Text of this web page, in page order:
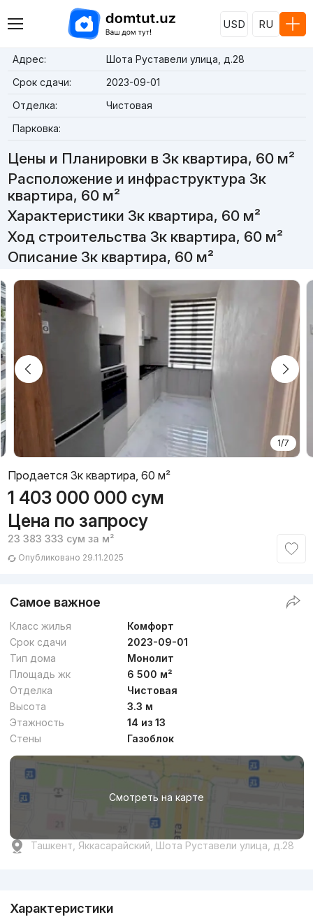
USD RU
Адрес:
Шота Руставели улица, д.28
Срок сдачи:
2023-09-01
Отделка:
Чистовая
Парковка:
Цены и Планировки в 3к квартира, 60 м²
Расположение и инфраструктура 3к
квартира, 60 м²
Характеристики 3к квартира, 60 м²
Ход строительства 3к квартира, 60 м²
Описание 3к квартира, 60 м²
1/7
Продается 3к квартира, 60 м²
1 403 000 000 сум
Цена по запросу
23 383 333 сум за м²
Опубликовано 29.11.2025
Самое важное
Класс жилья
Комфорт
Срок сдачи
2023-09-01
Тип дома
Монолит
Площадь жк
6 500 м²
Отделка
Чистовая
Высота
3.3 м
Этажность
14 из 13
Стены
Газоблок
Смотреть на карте
Ташкент, Яккасарайский, Шота Руставели улица, д.28
Характеристики